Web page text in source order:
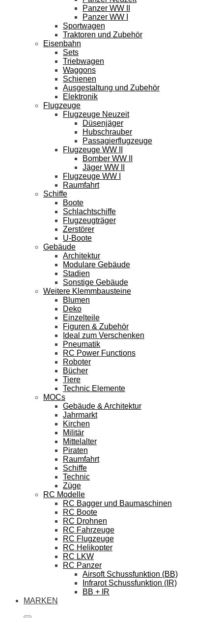
Panzer WW II
Panzer WW I
Sportwagen
Traktoren und Zubehör
Eisenbahn
Sets
Triebwagen
Waggons
Schienen
Ausgestaltung und Zubehör
Elektronik
Flugzeuge
Flugzeuge Neuzeit
Düsenjäger
Hubschrauber
Passagierflugzeuge
Flugzeuge WW II
Bomber WW II
Jäger WW II
Flugzeuge WW I
Raumfahrt
Schiffe
Boote
Schlachtschiffe
Flugzeugträger
Zerstörer
U-Boote
Gebäude
Architektur
Modulare Gebäude
Stadien
Sonstige Gebäude
Weitere Klemmbausteine
Blumen
Deko
Einzelteile
Figuren & Zubehör
Ideal zum Verschenken
Pneumatik
RC Power Functions
Roboter
Bücher
Tiere
Technic Elemente
MOCs
Gebäude & Architektur
Jahrmarkt
Kirchen
Militär
Mittelalter
Piraten
Raumfahrt
Schiffe
Technic
Züge
RC Modelle
RC Bagger und Baumaschinen
RC Boote
RC Drohnen
RC Fahrzeuge
RC Flugzeuge
RC Helikopter
RC LKW
RC Panzer
Airsoft Schussfunktion (BB)
Infrarot Schussfunktion (IR)
BB + IR
MARKEN